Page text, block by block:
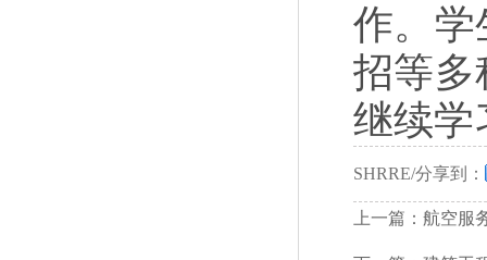
作。学
招等多
继续学
SHRRE/分享到：
上一篇：航空服